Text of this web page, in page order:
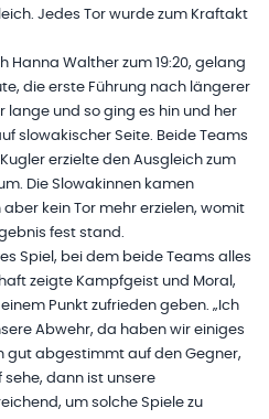
Jedes Tor wurde zum Kraftakt
Hanna Walther zum 19:20, gelang
die erste Führung nach längerer
lange und so ging es hin und her
slowakischer Seite. Beide Teams
erzielte den Ausgleich zum
Die Slowakinnen kamen
kein Tor mehr erzielen, womit
fest stand.
Spiel, bei dem beide Teams alles
zeigte Kampfgeist und Moral,
Punkt zufrieden geben. „Ich
Abwehr, da haben wir einiges
abgestimmt auf den Gegner,
dann ist unsere
um solche Spiele zu